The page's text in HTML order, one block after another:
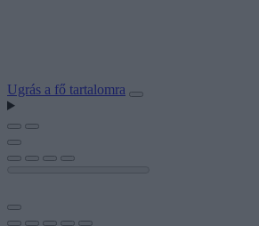
Ugrás a fő tartalomra